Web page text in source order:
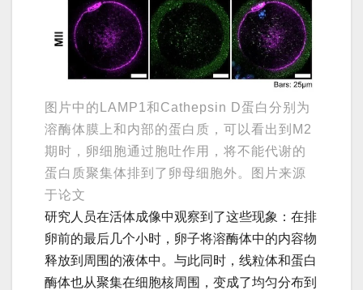
图片中的LAMP1和Cathepsin D蛋白分别为
溶酶体膜上和内部的蛋白质，可以看出到M2
期时，卵细胞通过胞吐作用，将不能代谢的
蛋白质聚集体排到了卵母细胞外。图片来源
于论文
研究人员在活体成像中观察到了这些现象：在排
卵前的最后几个小时，卵子将溶酶体中的内容物
释放到周围的液体中。与此同时，线粒体和蛋白
酶体也从聚集在细胞核周围，变成了均匀分布到